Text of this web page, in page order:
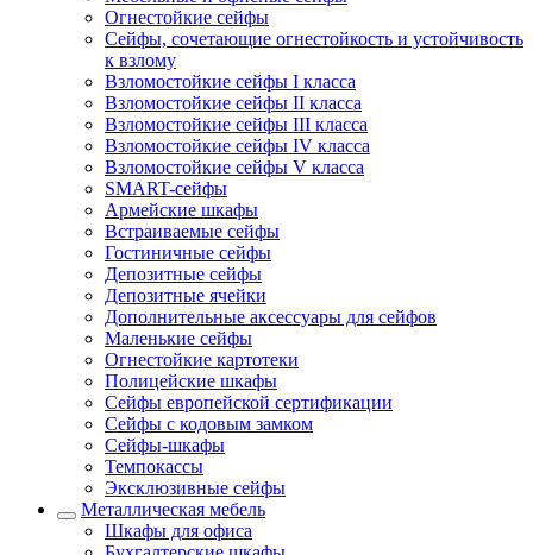
Огнестойкие сейфы
Сейфы, сочетающие огнестойкость и устойчивость
к взлому
Взломостойкие сейфы I класса
Взломостойкие сейфы II класса
Взломостойкие сейфы III класса
Взломостойкие сейфы IV класса
Взломостойкие сейфы V класса
SMART-сейфы
Армейские шкафы
Встраиваемые сейфы
Гостиничные сейфы
Депозитные сейфы
Депозитные ячейки
Дополнительные аксессуары для сейфов
Маленькие сейфы
Огнестойкие картотеки
Полицейские шкафы
Сейфы европейской сертификации
Сейфы с кодовым замком
Сейфы-шкафы
Темпокассы
Эксклюзивные сейфы
Металлическая мебель
Шкафы для офиса